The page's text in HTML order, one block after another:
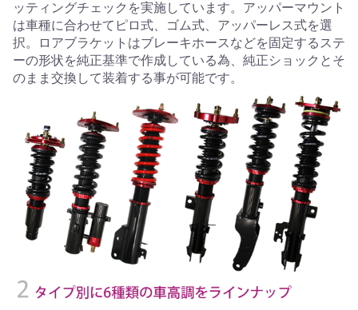
ッティングチェックを実施しています。アッパーマウント
は車種に合わせてピロ式、ゴム式、アッパーレス式を選
択。ロアブラケットはブレーキホースなどを固定するステ
ーの形状を純正基準で作成している為、純正ショックとそ
のまま交換して装着する事が可能です。